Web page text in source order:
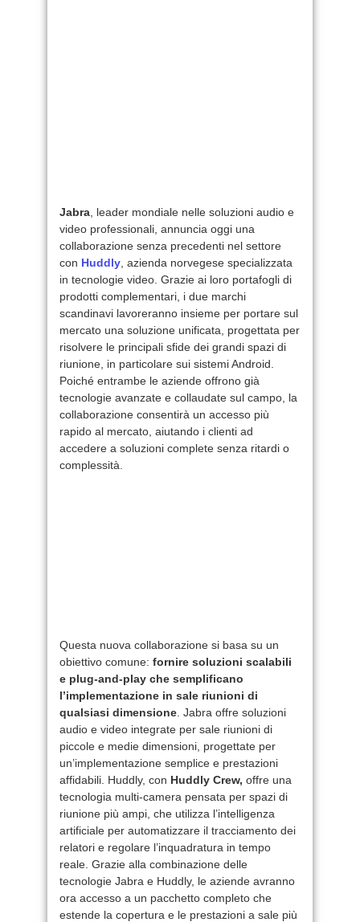
Jabra , leader mondiale nelle soluzioni audio e
video professionali, annuncia oggi una
collaborazione senza precedenti nel settore
con Huddly , azienda norvegese specializzata
in tecnologie video. Grazie ai loro portafogli di
prodotti complementari, i due marchi
scandinavi lavoreranno insieme per portare sul
mercato una soluzione unificata, progettata per
risolvere le principali sfide dei grandi spazi di
riunione, in particolare sui sistemi Android.
Poiché entrambe le aziende offrono già
tecnologie avanzate e collaudate sul campo, la
collaborazione consentirà un accesso più
rapido al mercato, aiutando i clienti ad
accedere a soluzioni complete senza ritardi o
complessità.
Questa nuova collaborazione si basa su un
obiettivo comune: fornire soluzioni scalabili
e plug-and-play che semplificano
l’implementazione in sale riunioni di
qualsiasi dimensione . Jabra offre soluzioni
audio e video integrate per sale riunioni di
piccole e medie dimensioni, progettate per
un’implementazione semplice e prestazioni
affidabili. Huddly, con Huddly Crew, offre una
tecnologia multi-camera pensata per spazi di
riunione più ampi, che utilizza l’intelligenza
artificiale per automatizzare il tracciamento dei
relatori e regolare l’inquadratura in tempo
reale. Grazie alla combinazione delle
tecnologie Jabra e Huddly, le aziende avranno
ora accesso a un pacchetto completo che
estende la copertura e le prestazioni a sale più